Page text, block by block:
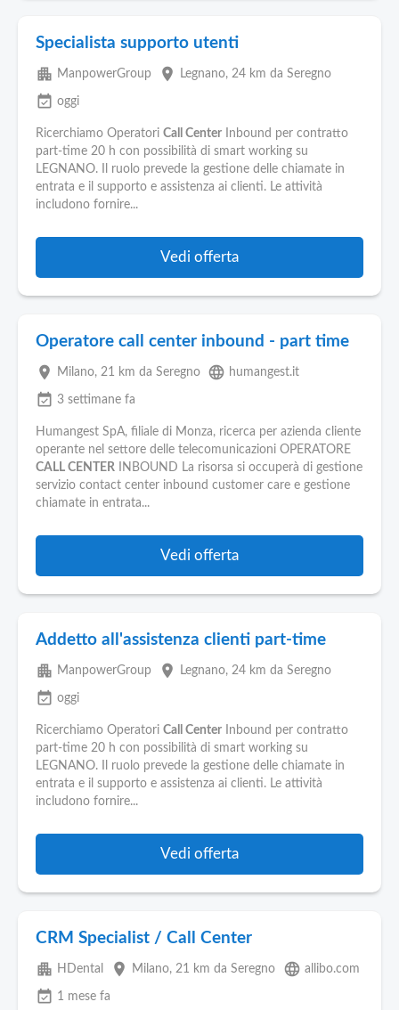
Specialista supporto utenti
apartment ManpowerGroup place Legnano, 24 km da Seregno
event_available oggi
Ricerchiamo Operatori Call Center Inbound per contratto
part-time 20 h con possibilità di smart working su
LEGNANO. Il ruolo prevede la gestione delle chiamate in
entrata e il supporto e assistenza ai clienti. Le attività
includono fornire...
Vedi offerta
Operatore call center inbound - part time
place Milano, 21 km da Seregno language humangest.it
event_available 3 settimane fa
Humangest SpA, filiale di Monza, ricerca per azienda cliente
operante nel settore delle telecomunicazioni OPERATORE
CALL CENTER INBOUND La risorsa si occuperà di gestione
servizio contact center inbound customer care e gestione
chiamate in entrata...
Vedi offerta
Addetto all'assistenza clienti part-time
apartment ManpowerGroup place Legnano, 24 km da Seregno
event_available oggi
Ricerchiamo Operatori Call Center Inbound per contratto
part-time 20 h con possibilità di smart working su
LEGNANO. Il ruolo prevede la gestione delle chiamate in
entrata e il supporto e assistenza ai clienti. Le attività
includono fornire...
Vedi offerta
CRM Specialist / Call Center
apartment HDental place Milano, 21 km da Seregno language allibo.com
event_available 1 mese fa